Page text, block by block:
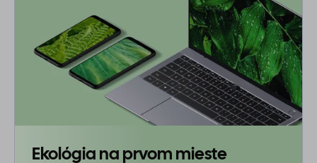
Ekológia na prvom mieste